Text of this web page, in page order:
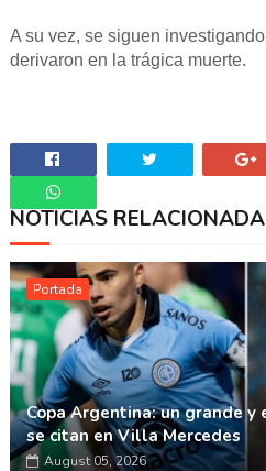
A su vez, se siguen
derivaron en la trágica muerte.
Whatsapp
NOTICIAS
Portada
Copa Argentina: un grande
se citan en Villa Mercedes
August 05, 2026